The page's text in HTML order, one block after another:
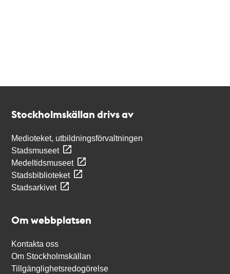
Stockholmskällan drivs av
Medioteket, utbildningsförvaltningen
Stadsmuseet
Medeltidsmuseet
Stadsbiblioteket
Stadsarkivet
Om webbplatsen
Kontakta oss
Om Stockholmskällan
Tillgänglighetsredogörelse